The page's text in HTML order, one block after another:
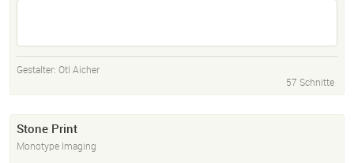
Gestalter: Otl Aicher
57 Schnitte
Stone Print
Monotype Imaging